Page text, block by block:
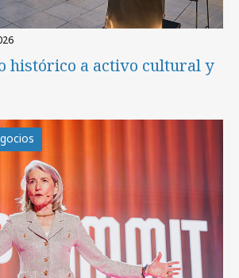
histórico a activo cultural y